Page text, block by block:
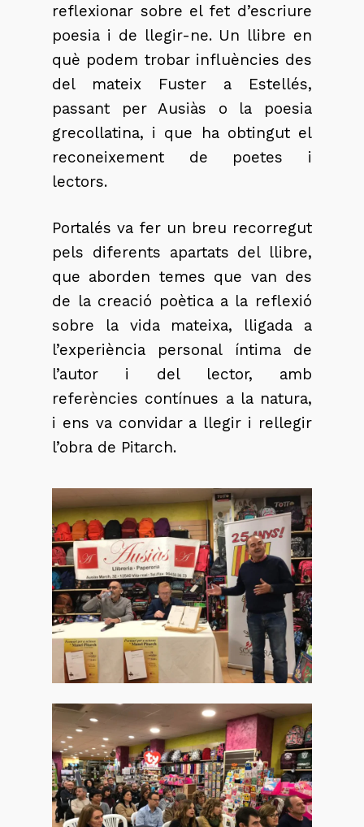
reflexionar sobre el fet d’escriure
poesia i de llegir-ne. Un llibre en
què podem trobar influències des
del mateix Fuster a Estellés,
passant per Ausiàs o la poesia
grecollatina, i que ha obtingut el
reconeixement de poetes i
lectors.
Portalés va fer un breu recorregut
pels diferents apartats del llibre,
que aborden temes que van des
de la creació poètica a la reflexió
sobre la vida mateixa, lligada a
l’experiència personal íntima de
l’autor i del lector, amb
referències contínues a la natura,
i ens va convidar a llegir i rellegir
l’obra de Pitarch.